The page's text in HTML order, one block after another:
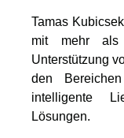
Tamas
mit mehr
Unterstützung
den
intelligente
Lösungen.